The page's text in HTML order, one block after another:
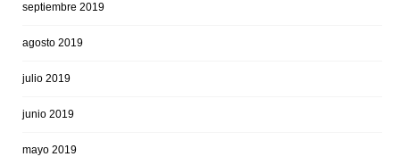
septiembre 2019
agosto 2019
julio 2019
junio 2019
mayo 2019